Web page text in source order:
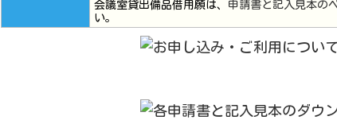
会議室貸出備品借用願は、
申請書と記入見本の
い。